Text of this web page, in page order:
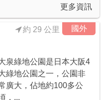
更多資訊
國外
約 29 公里
泉綠地公園是日本大阪4
綠地公園之一，公園非
廣大，佔地約100多公
，...